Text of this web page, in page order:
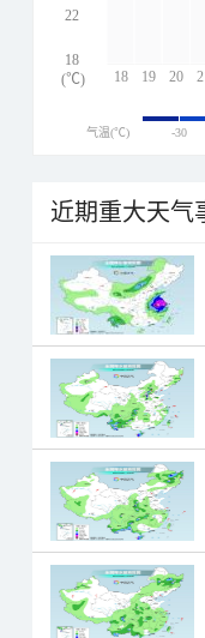
18 19 20
22
18
(℃)
气温(℃) -30
近期重大天气